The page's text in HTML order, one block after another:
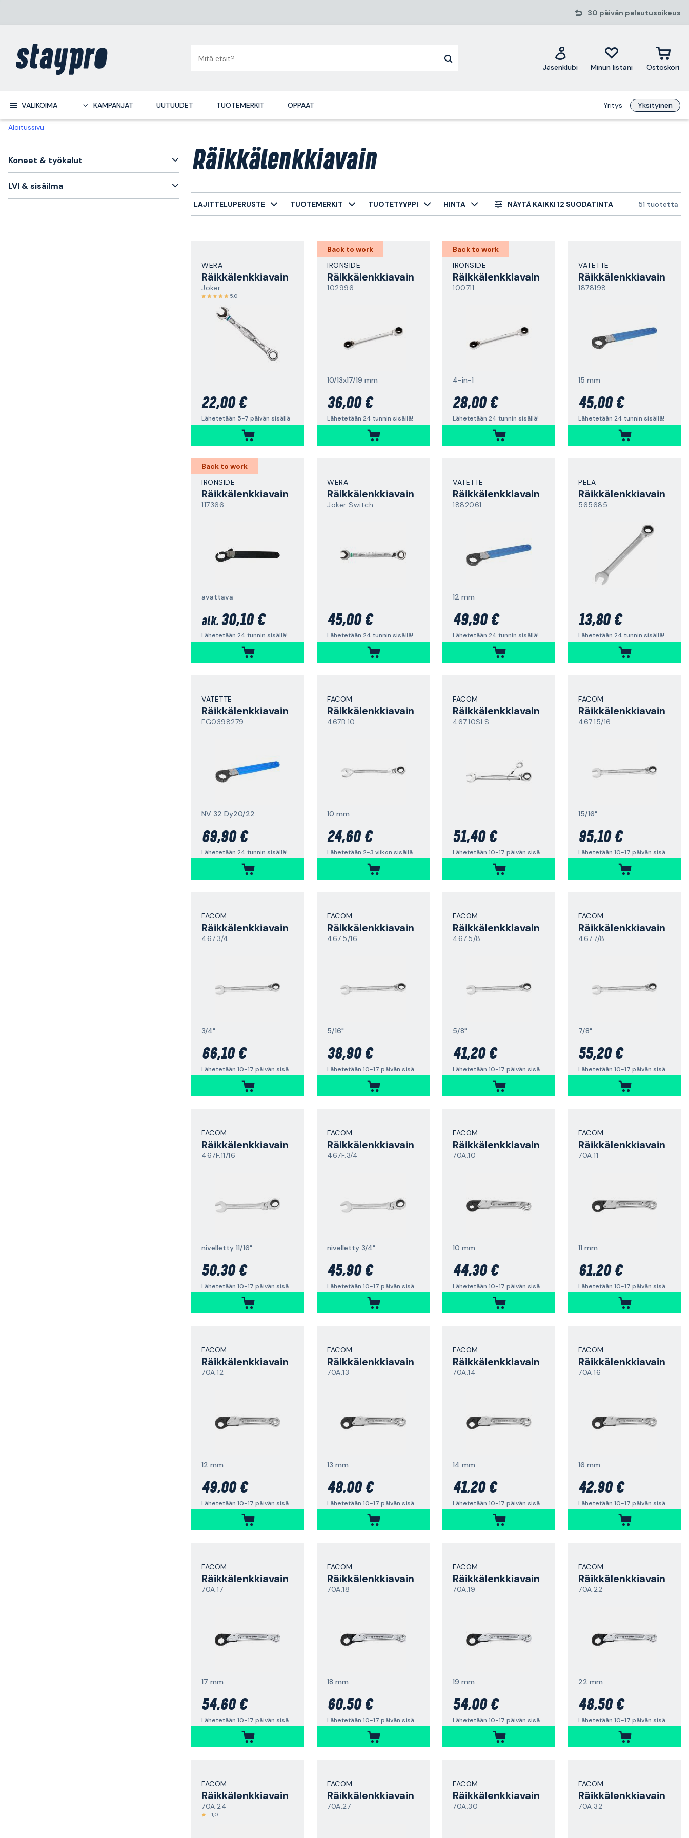
30 päivän palautusoikeus
Jäsenklubi Minun listani Ostoskori
VALIKOIMA KAMPANJAT UUTUUDET TUOTEMERKIT OPPAAT Yritys Yksityinen
Aloitussivu
Koneet & työkalut
LVI & sisäilma
Räikkälenkkiavain
LAJITTELUPERUSTE TUOTEMERKIT TUOTETYYPPI HINTA NÄYTÄ KAIKKI 12 SUODATINTA 51 tuotetta
WERA
Räikkälenkkiavain
Joker
5,0
22,00 €
Lähetetään 5-7 päivän sisällä
Back to work
IRONSIDE
Räikkälenkkiavain
102996
10/13x17/19 mm
36,00 €
Lähetetään 24 tunnin sisällä!
Back to work
IRONSIDE
Räikkälenkkiavain
100711
4-in-1
28,00 €
Lähetetään 24 tunnin sisällä!
VATETTE
Räikkälenkkiavain
1878198
15 mm
45,00 €
Lähetetään 24 tunnin sisällä!
Back to work
IRONSIDE
Räikkälenkkiavain
117366
avattava
alk. 30,10 €
Lähetetään 24 tunnin sisällä!
WERA
Räikkälenkkiavain
Joker Switch
45,00 €
Lähetetään 24 tunnin sisällä!
VATETTE
Räikkälenkkiavain
1882061
12 mm
49,90 €
Lähetetään 24 tunnin sisällä!
PELA
Räikkälenkkiavain
565685
13,80 €
Lähetetään 24 tunnin sisällä!
VATETTE
Räikkälenkkiavain
FG0398279
NV 32 Dy20/22
69,90 €
Lähetetään 24 tunnin sisällä!
FACOM
Räikkälenkkiavain
467B.10
10 mm
24,60 €
Lähetetään 2-3 viikon sisällä
FACOM
Räikkälenkkiavain
467.10SLS
51,40 €
Lähetetään 10-17 päivän sisällä
FACOM
Räikkälenkkiavain
467.15/16
15/16"
95,10 €
Lähetetään 10-17 päivän sisällä
FACOM
Räikkälenkkiavain
467.3/4
3/4"
66,10 €
Lähetetään 10-17 päivän sisällä
FACOM
Räikkälenkkiavain
467.5/16
5/16"
38,90 €
Lähetetään 10-17 päivän sisällä
FACOM
Räikkälenkkiavain
467.5/8
5/8"
41,20 €
Lähetetään 10-17 päivän sisällä
FACOM
Räikkälenkkiavain
467.7/8
7/8"
55,20 €
Lähetetään 10-17 päivän sisällä
FACOM
Räikkälenkkiavain
467F.11/16
nivelletty 11/16"
50,30 €
Lähetetään 10-17 päivän sisällä
FACOM
Räikkälenkkiavain
467F.3/4
nivelletty 3/4"
45,90 €
Lähetetään 10-17 päivän sisällä
FACOM
Räikkälenkkiavain
70A.10
10 mm
44,30 €
Lähetetään 10-17 päivän sisällä
FACOM
Räikkälenkkiavain
70A.11
11 mm
61,20 €
Lähetetään 10-17 päivän sisällä
FACOM
Räikkälenkkiavain
70A.12
12 mm
49,00 €
Lähetetään 10-17 päivän sisällä
FACOM
Räikkälenkkiavain
70A.13
13 mm
48,00 €
Lähetetään 10-17 päivän sisällä
FACOM
Räikkälenkkiavain
70A.14
14 mm
41,20 €
Lähetetään 10-17 päivän sisällä
FACOM
Räikkälenkkiavain
70A.16
16 mm
42,90 €
Lähetetään 10-17 päivän sisällä
FACOM
Räikkälenkkiavain
70A.17
17 mm
54,60 €
Lähetetään 10-17 päivän sisällä
FACOM
Räikkälenkkiavain
70A.18
18 mm
60,50 €
Lähetetään 10-17 päivän sisällä
FACOM
Räikkälenkkiavain
70A.19
19 mm
54,00 €
Lähetetään 10-17 päivän sisällä
FACOM
Räikkälenkkiavain
70A.22
22 mm
48,50 €
Lähetetään 10-17 päivän sisällä
FACOM
Räikkälenkkiavain
70A.24
1,0
FACOM
Räikkälenkkiavain
70A.27
FACOM
Räikkälenkkiavain
70A.30
FACOM
Räikkälenkkiavain
70A.32